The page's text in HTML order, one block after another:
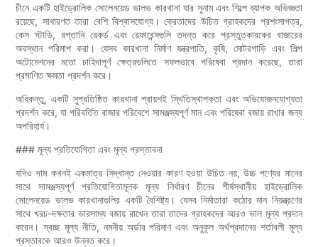
চীনে একটি হাইড্রোলিক সোলেনয়েড ভালভ কারখানা যার সুনাম এবং শিল্পে ব্যাপক অভিজ্ঞতা
রয়েছে, সাধারণত তারা বেশি বিশ্বাসযোগ্য। ক্রেতাদের উচিত গ্রাহকদের প্রশংসাপত্র,
কেস স্টাডি, রপ্তানি রেকর্ড এবং রেফারেন্সগুলি তদন্ত করে প্রস্তুতকারকের বাজারের
অবস্থান পরিমাপ করা। যেসব কারখানা নির্মাণ যন্ত্রপাতি, কৃষি, মোটরগাড়ি এবং শিল্প
অটোমেশনের মতো চাহিদাপূর্ণ ক্ষেত্রগুলিতে সফলভাবে পরিষেবা প্রদান করেছে, তারা
প্রমাণিত ক্ষমতা প্রদর্শন করে।
অধিকন্তু, একটি সুপ্রতিষ্ঠিত কারখানা প্রায়শই স্থিতিস্থাপকতা এবং অভিযোজনযোগ্যতা
প্রদর্শন করে, যা পরিবর্তিত বাজার পরিবেশে সামঞ্জস্যপূর্ণ মান এবং পরিষেবা বজায় রাখার জন্য
অপরিহার্য।
### মূল্য প্রতিযোগিতা এবং মূল্য প্রস্তাবনা
যদিও দাম কখনই একমাত্র সিদ্ধান্ত নেওয়ার কারণ হওয়া উচিত নয়, উচ্চ পণ্যের মানের
সাথে সামঞ্জস্যপূর্ণ প্রতিযোগিতামূলক মূল্য নির্ধারণ চীনের শীর্ষস্থানীয় হাইড্রোলিক
সোলেনয়েড ভালভ কারখানাগুলির একটি বৈশিষ্ট্য। যেসব নির্মাতারা কঠোর মান নিয়ন্ত্রণের
সাথে খরচ-দক্ষতার ভারসাম্য বজায় রাখেন তারা তাদের গ্রাহকদের আরও ভাল মূল্য প্রদান
করেন। স্বচ্ছ মূল্য নীতি, নমনীয় অর্ডার পরিমাণ এবং অনুকূল অর্থপ্রদানের শর্তাবলী মূল্য
প্রস্তাবকে আরও উন্নত করে।